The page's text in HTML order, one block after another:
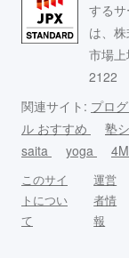
このサイ
トについ
て
運営
者情
報
する
は、
市場
2122
関連サイト: プロ
ル おすすめ
塾
saita
yoga